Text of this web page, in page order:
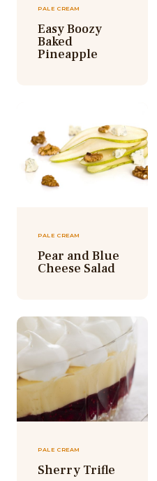
PALE CREAM
Easy Boozy
Baked
Pineapple
PALE CREAM
Pear and Blue
Cheese Salad
PALE CREAM
Sherry Trifle